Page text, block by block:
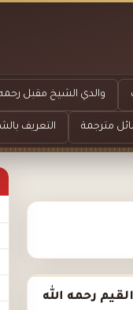
والدي الشيخ مقبل رحمه
مترجمة التعريف
رحمه الله